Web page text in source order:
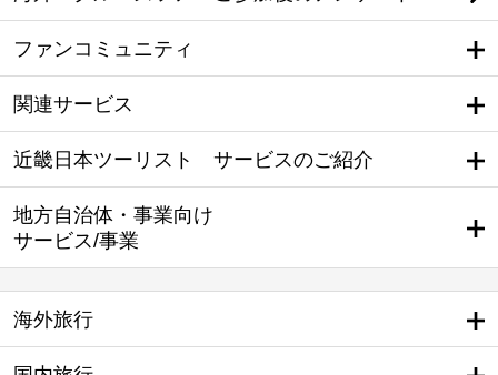
ファンコミュニティ
関連サービス
近畿日本ツーリスト サービスのご紹介
地方自治体・事業向け
サービス/事業
海外旅行